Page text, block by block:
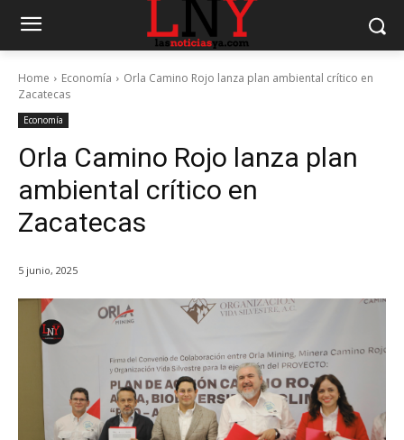
Home Economía
Orla Camino Rojo lanza plan ambiental crítico en
Zacatecas
Economía
Orla Camino Rojo lanza plan
ambiental crítico en
Zacatecas
5 junio, 2025